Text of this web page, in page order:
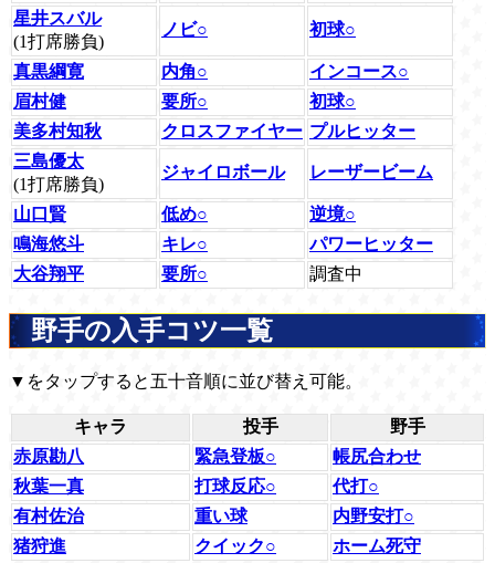
星井スバル
(1打席勝負)
ノビ○ 初球○
真黒綱寛 内角○
インコース○
眉村健
要所○
初球○
美多村知秋
クロスファイヤー プルヒッター
三島優太
(1打席勝負)
ジャイロボール レーザービーム
山口賢 低め○
逆境○
鳴海悠斗
キレ○
パワーヒッター
大谷翔平
要所○ 調査中
野手の入手コツ一覧
▼をタップすると五十音順に並び替え可能。
キャラ 投手
野手
赤原勘八
緊急登板○
帳尻合わせ
秋葉一真
打球反応○
代打○
有村佐治
重い球
内野安打○
猪狩進
クイック○
ホーム死守